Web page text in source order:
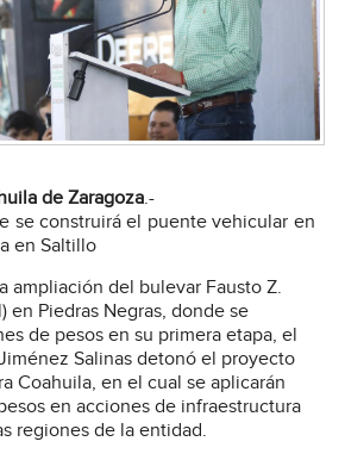
de Zaragoza.-
se construirá el puente vehicular en
en Saltillo
ampliación del bulevar Fausto Z.
en Piedras Negras, donde se
de pesos en su primera etapa, el
Salinas detonó el proyecto
Coahuila, en el cual se aplicarán
en acciones de infraestructura
regiones de la entidad.